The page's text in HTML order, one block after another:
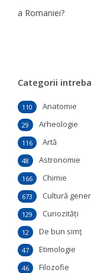
a Romaniei?
Categorii
Anatomie
110
Arheologie
29
Artă
116
Astronomie
48
Chimie
166
Cultură
673
Curiozităţi
129
De bun simţ
12
Etimologie
47
Filozofie
46